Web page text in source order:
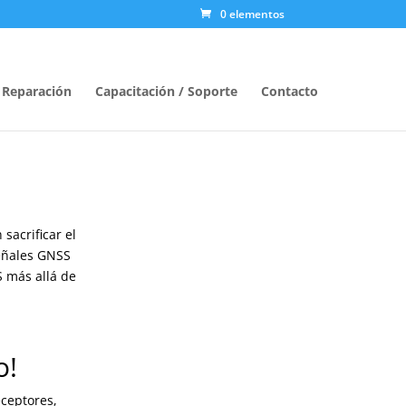
0 elementos
Capacitación / Soporte Contacto
sacrificar el
GNSS
más allá de